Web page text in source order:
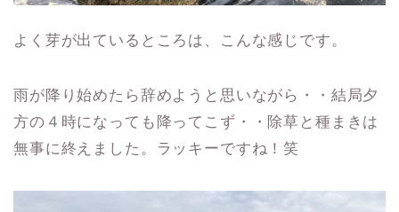
よく芽が出ているところは、こんな感じです。
雨が降り始めたら辞めようと思いながら・・結局夕
方の４時になっても降ってこず・・除草と種まきは
無事に終えました。ラッキーですね！笑